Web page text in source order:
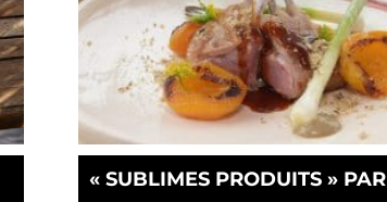
« SUBLIMES PRODUITS » PAR